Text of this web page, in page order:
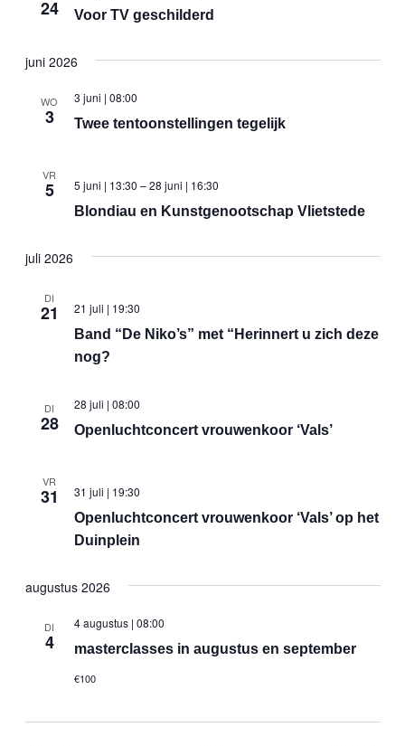
24 Voor TV geschilderd
juni 2026
WO
3 Twee tentoonstellingen tegelijk
3 juni | 08:00
VR
5
Blondiau en Kunstgenootschap Vlietstede
5 juni | 13:30 –28 juni | 16:30
juli 2026
DI
21
Band “De Niko’s” met “Herinnert u zich deze
nog?
21 juli | 19:30
DI
28 Openluchtconcert vrouwenkoor ‘Vals’
28 juli | 08:00
VR
31
Openluchtconcert vrouwenkoor ‘Vals’ op het
Duinplein
31 juli | 19:30
augustus 2026
DI
4 masterclasses in augustus en september
4 augustus | 08:00
€100